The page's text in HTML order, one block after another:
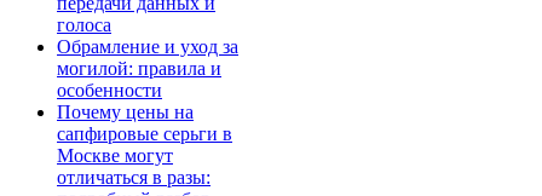
голоса
Обрамление и уход за
могилой: правила и
особенности
Почему цены на
сапфировые серьги в
Москве могут
отличаться в разы: